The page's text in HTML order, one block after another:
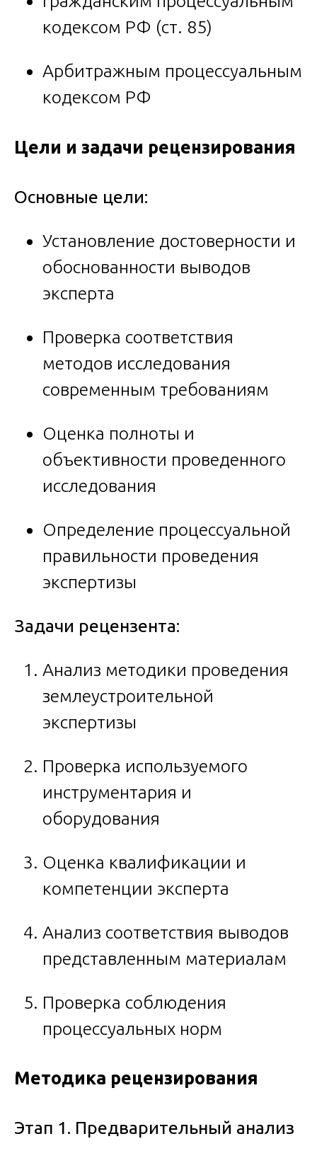
кодексом РФ (ст. 85)
Арбитражным процессуальным
кодексом РФ
Цели и задачи рецензирования
Основные цели:
Установление достоверности и
обоснованности выводов
эксперта
Проверка соответствия
методов исследования
современным требованиям
Оценка полноты и
объективности проведенного
исследования
Определение процессуальной
правильности проведения
экспертизы
Задачи рецензента:
Анализ методики проведения
землеустроительной
экспертизы
Проверка используемого
инструментария и
оборудования
Оценка квалификации и
компетенции эксперта
Анализ соответствия выводов
представленным материалам
Проверка соблюдения
процессуальных норм
Методика рецензирования
Этап 1. Предварительный анализ